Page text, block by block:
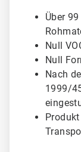
Über
Null
Null
Nach
1999/